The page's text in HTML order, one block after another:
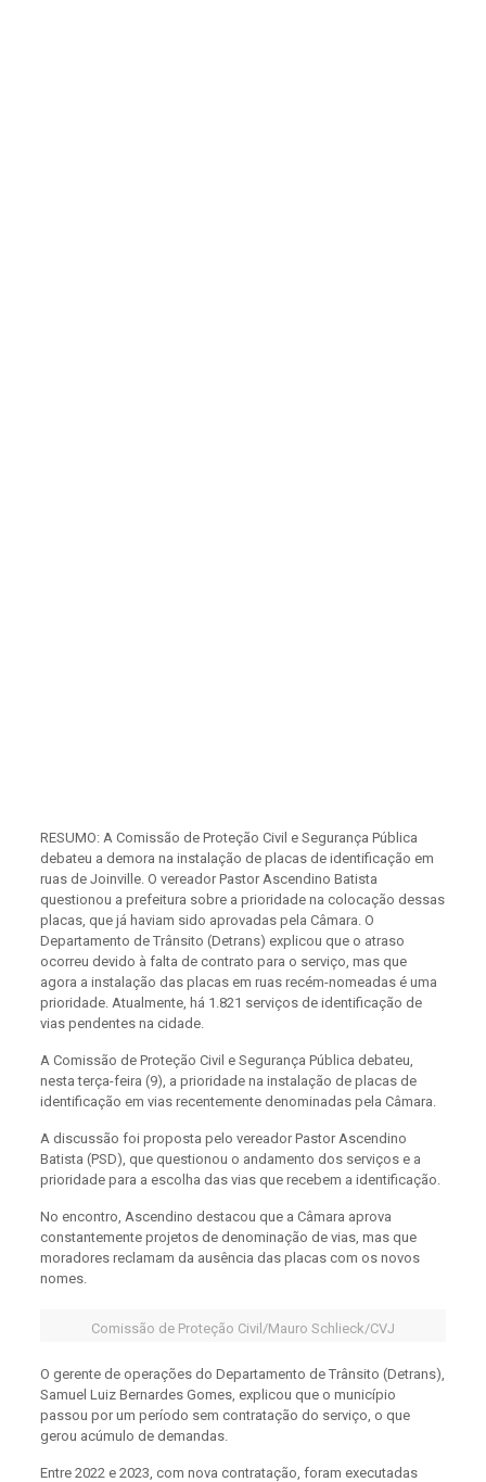
RESUMO: A Comissão de Proteção Civil e Segurança Pública
debateu a demora na instalação de placas de identificação em
ruas de Joinville. O vereador Pastor Ascendino Batista
questionou a prefeitura sobre a prioridade na colocação dessas
placas, que já haviam sido aprovadas pela Câmara. O
Departamento de Trânsito (Detrans) explicou que o atraso
ocorreu devido à falta de contrato para o serviço, mas que
agora a instalação das placas em ruas recém-nomeadas é uma
prioridade. Atualmente, há 1.821 serviços de identificação de
vias pendentes na cidade.
A Comissão de Proteção Civil e Segurança Pública debateu,
nesta terça-feira (9), a prioridade na instalação de placas de
identificação em vias recentemente denominadas pela Câmara.
A discussão foi proposta pelo vereador Pastor Ascendino
Batista (PSD), que questionou o andamento dos serviços e a
prioridade para a escolha das vias que recebem a identificação.
No encontro, Ascendino destacou que a Câmara aprova
constantemente projetos de denominação de vias, mas que
moradores reclamam da ausência das placas com os novos
nomes.
Comissão de Proteção Civil/Mauro Schlieck/CVJ
O gerente de operações do Departamento de Trânsito (Detrans),
Samuel Luiz Bernardes Gomes, explicou que o município
passou por um período sem contratação do serviço, o que
gerou acúmulo de demandas.
Entre 2022 e 2023, com nova contratação, foram executadas